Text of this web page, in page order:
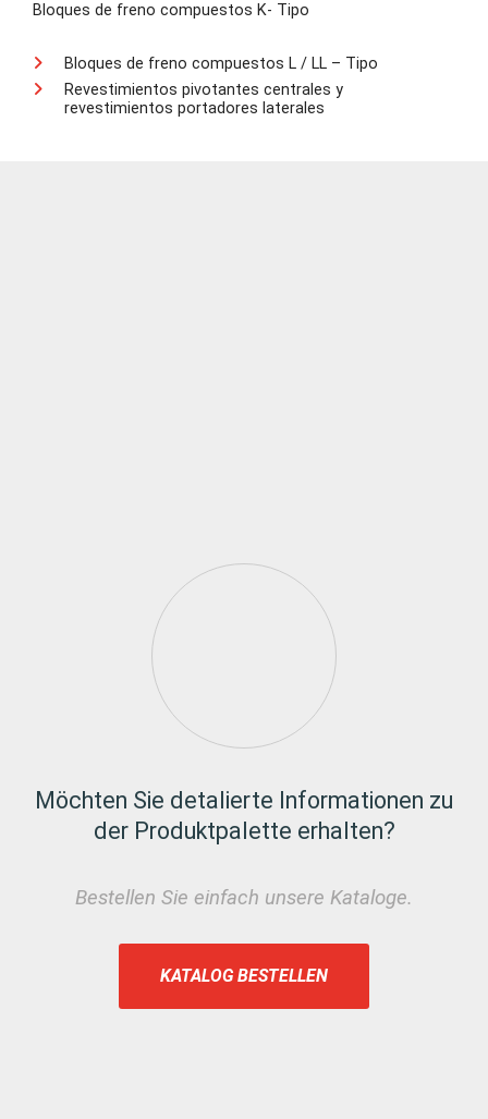
Bloques de freno compuestos K- Tipo
Bloques de freno compuestos L / LL – Tipo
Revestimientos pivotantes centrales y
revestimientos portadores laterales
Möchten Sie detalierte Informationen zu
der Produktpalette erhalten?
Bestellen Sie einfach unsere Kataloge.
KATALOG BESTELLEN